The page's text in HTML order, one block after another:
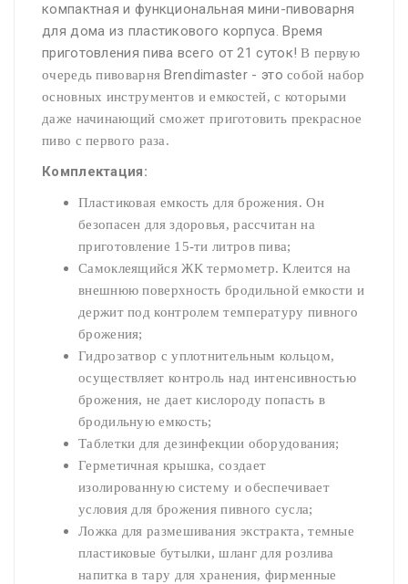
компактная и функциональная мини-пивоварня
для дома из пластикового корпуса. Время
приготовления пива всего от 21 суток! В первую
очередь пивоварня Brendimaster - этособой набор
основных инструментов и емкостей, с которыми
даже начинающий сможет приготовить прекрасное
пиво с первого раза.
Комплектация:
Пластиковая емкость для брожения. Он
безопасен для здоровья, рассчитан на
приготовление 15-ти литров пива;
Самоклеящийся ЖК термометр. Клеится на
внешнюю поверхность бродильной емкости и
держит под контролем температуру пивного
брожения;
Гидрозатвор с уплотнительным кольцом,
осуществляет контроль над интенсивностью
брожения, не дает кислороду попасть в
бродильную емкость;
Таблетки для дезинфекции оборудования;
Герметичная крышка, создает
изолированную систему и обеспечивает
условия для брожения пивного сусла;
Ложка для размешивания экстракта, темные
пластиковые бутылки, шланг для розлива
напитка в тару для хранения, фирменные